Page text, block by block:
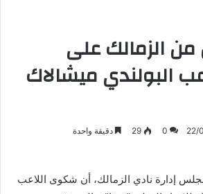
الزمالك على
البولندي ميشالاك
22/
0
29 دقيقة واحدة
إدارة نادي الزمالك، أن شكوى اللاعب